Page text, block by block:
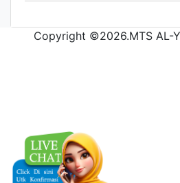
Copyright ©2026.MTS AL-